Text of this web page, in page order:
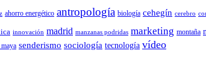
ahorro energético antropología biología cehegín cerebro
innovación madrid manzanas podridas marketing montaña
senderismo sociología tecnología vídeo